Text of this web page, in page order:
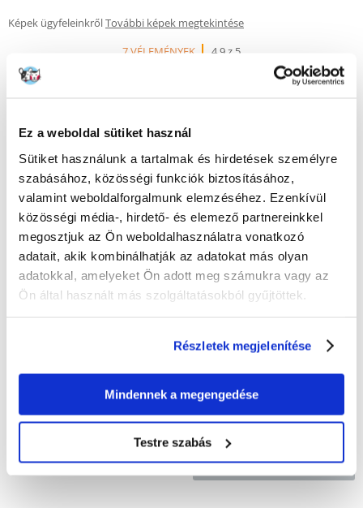
Ez a weboldal sütiket használ
Sütiket használunk a tartalmak és hirdetések személyre
szabásához, közösségi funkciók biztosításához,
valamint weboldalforgalmunk elemzéséhez. Ezenkívül
közösségi média-, hirdető- és elemező partnereinkkel
megosztjuk az Ön weboldalhasználatra vonatkozó
adatait, akik kombinálhatják az adatokat más olyan
adatokkal, amelyeket Ön adott meg számukra vagy az
Ön által használt más szolgáltatásokból gyűjtöttek.
Részletek megjelenítése
Mindennek a megengedése
Testre szabás
Képek ügyfeleinkrőlTovábbi képek megtekintése
7 VÉLEMÉNYEK
4.9 z 5
100%
Recommend
100% AZ ÜGYFELEK AJÁNLJÁK EZT A TERMÉKET
ÉRTÉKELJE ÖN IS
Leírás
Trixie Snacks Premio kacsa korongok 80 g: Kiváló kiegészítője kutyája
étrendjének, kacsa korongok, hústartalom minimum 85%. Fehérjében
Cipzáras zacskó a hosszan tartó frissességért.
KÉRDEZZ TŐLÜNK!